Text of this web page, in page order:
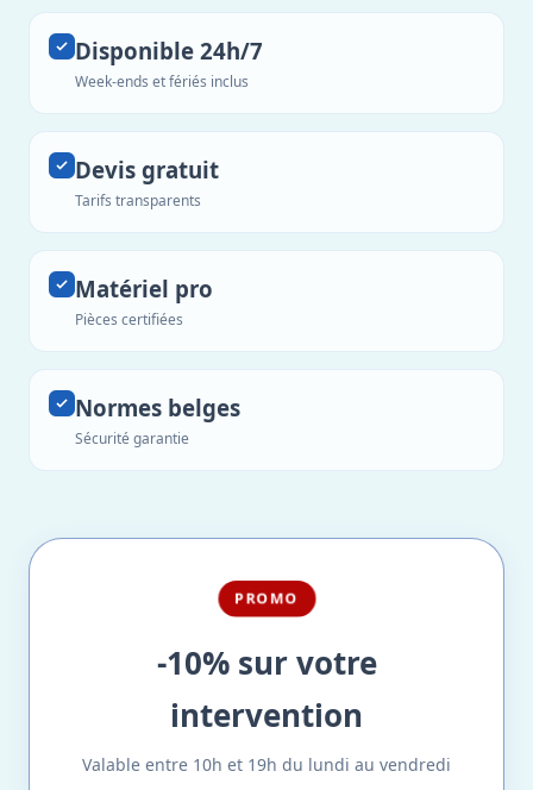
Disponible 24h/7
Week-ends et fériés inclus
Devis gratuit
Tarifs transparents
Matériel pro
Pièces certifiées
Normes belges
Sécurité garantie
PROMO
-10% sur votre
intervention
Valable entre 10h et 19h du lundi au vendredi